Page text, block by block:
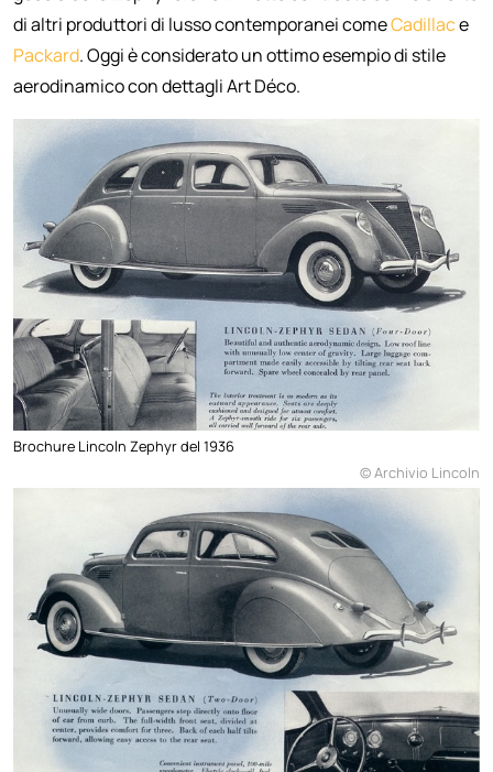
di altri produttori di lusso contemporanei comeCadillace
Packard. Oggi è considerato un ottimo esempio di stile
aerodinamico con dettagli Art Déco.
Brochure Lincoln Zephyr del 1936
© Archivio Lincoln